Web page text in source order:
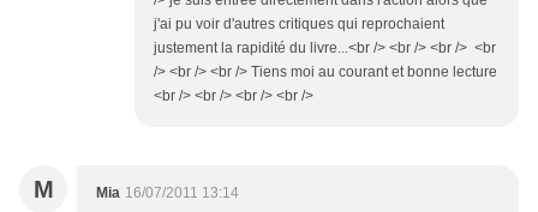
j'ai pu voir d'autres critiques qui reprochaient
justement la rapidité du livre...<br /> <br /> <br /> <br
/> <br /> <br /> Tiens moi au courant et bonne lecture
<br /> <br /> <br /> <br />
M Mia 16/07/2011 13:14